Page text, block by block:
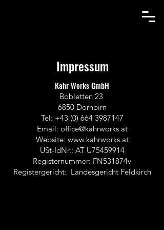
Impressum
Kahr Works GmbH
Bobletten 23
6850 Dornbirn
Tel: +43 (0) 664 3987147
Email: office@kahrworks.at
Website: www.kahrworks.at
USt-IdNr.: AT U75459914
Registernummer: FN531874v
Registergericht: Landesgericht Feldkirch